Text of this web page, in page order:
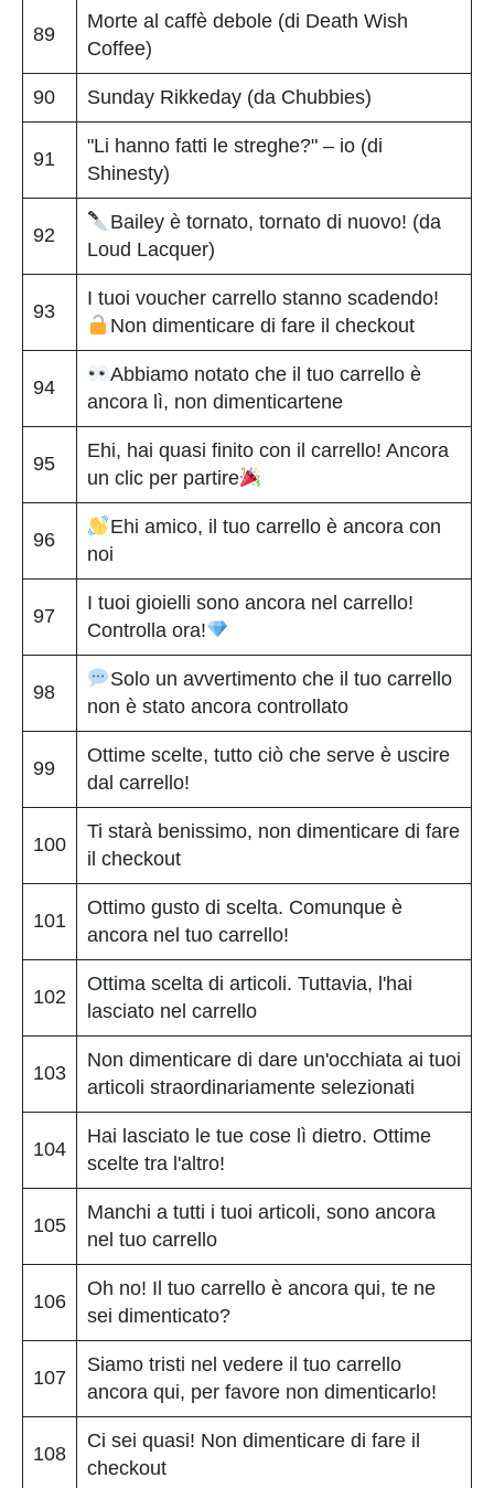
89
Morte al caffè debole (di Death Wish
Coffee)
90 Sunday Rikkeday (da Chubbies)
91
"Li hanno fatti le streghe?" – io (di
Shinesty)
92
Bailey è tornato, tornato di nuovo! (da
Loud Lacquer)
93
I tuoi voucher carrello stanno scadendo!
Non dimenticare di fare il checkout
94
Abbiamo notato che il tuo carrello è
ancora lì, non dimenticartene
95
Ehi, hai quasi finito con il carrello! Ancora
un clic per partire
96
Ehi amico, il tuo carrello è ancora con
noi
97
I tuoi gioielli sono ancora nel carrello!
Controlla ora!
98
Solo un avvertimento che il tuo carrello
non è stato ancora controllato
99
Ottime scelte, tutto ciò che serve è uscire
dal carrello!
100
Ti starà benissimo, non dimenticare di fare
il checkout
101
Ottimo gusto di scelta. Comunque è
ancora nel tuo carrello!
102
Ottima scelta di articoli. Tuttavia, l'hai
lasciato nel carrello
103
Non dimenticare di dare un'occhiata ai tuoi
articoli straordinariamente selezionati
104
Hai lasciato le tue cose lì dietro. Ottime
scelte tra l'altro!
105
Manchi a tutti i tuoi articoli, sono ancora
nel tuo carrello
106
Oh no! Il tuo carrello è ancora qui, te ne
sei dimenticato?
107
Siamo tristi nel vedere il tuo carrello
ancora qui, per favore non dimenticarlo!
108
Ci sei quasi! Non dimenticare di fare il
checkout